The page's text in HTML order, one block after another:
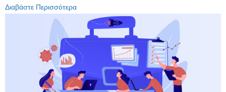
Διαβάστε Περισσότερα